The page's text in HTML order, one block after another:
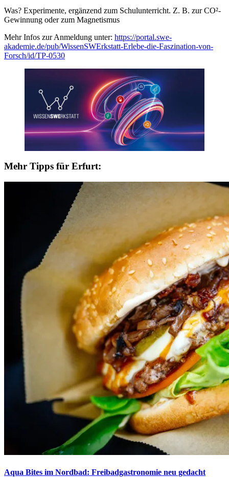
Was? Experimente, ergänzend zum Schulunterricht. Z. B. zur CO²-
Gewinnung oder zum Magnetismus
Mehr Infos zur Anmeldung unter: https://portal.swe-
akademie.de/pub/WissenSWErkstatt-Erlebe-die-Faszination-von-
Forsch/id/TP-0530
Mehr Tipps für Erfurt:
Aqua Bites im Nordbad: Freibadgastronomie neu gedacht